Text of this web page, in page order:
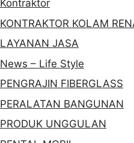
Kontraktor
KONTRAKTOR KOLAM
LAYANAN JASA
News – Life Style
PENGRAJIN FIBERGLASS
PERALATAN BANGUNAN
PRODUK UNGGULAN